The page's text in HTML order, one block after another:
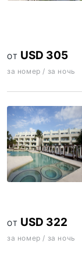
ОТ USD 305
за номер / за ночь
ОТ USD 322
за номер / за ночь